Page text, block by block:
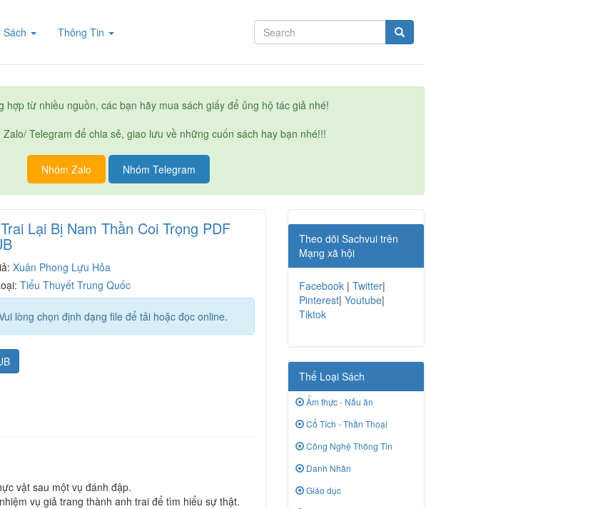
Sách Thông Tin
hợp từ nhiều nguồn, các bạn hãy mua sách giấy để ủng hộ tác giả nhé!
Telegram để chia sẻ, giao lưu về những cuốn sách hay bạn nhé!!!
Nhóm Zalo Nhóm Telegram
Lại Bị Nam Thần Coi Trọng PDF
Xuân Phong Lựu Hỏa
Tiểu Thuyết Trung Quốc
lòng chọn định dạng file để tải hoặc đọc online.
vật sau một vụ đánh đập.
vụ giả trang thành anh trai để tìm hiểu sự thật.
Theo dõi Sachvui trên
Mạng xã hội
Facebook | Twitter|
Pinterest| Youtube|
Tiktok
Thể Loại Sách
Ẩm thực - Nấu ăn
Cổ Tích - Thần Thoại
Công Nghệ Thông Tin
Danh Nhân
Giáo dục